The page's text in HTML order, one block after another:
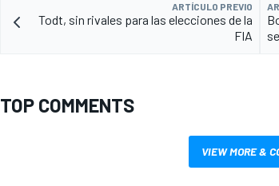
ARTÍCULO PREVIO
Todt, sin rivales para las elecciones de la
FIA
TOP COMMENTS
VIEW MORE &